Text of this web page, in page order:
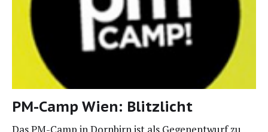
PM-Camp Wien: Blitzlicht
Das PM-Camp in Dorn­birn ist als Gegen­ent­wurf zu